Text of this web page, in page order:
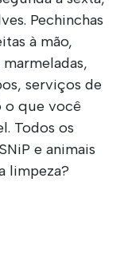
Pechinchas
à mão,
serviços de
o que você
Todos os
e animais
limpeza?